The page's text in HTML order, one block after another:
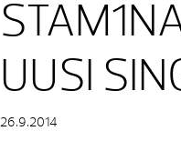
UUSI
26.9.2014